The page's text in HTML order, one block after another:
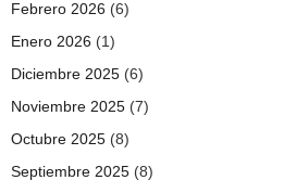
Febrero 2026 (6)
Enero 2026 (1)
Diciembre 2025 (6)
Noviembre 2025 (7)
Octubre 2025 (8)
Septiembre 2025 (8)